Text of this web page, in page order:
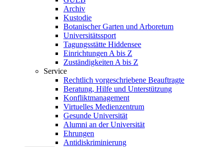
Archiv
Kustodie
Botanischer Garten und Arboretum
Universitätssport
Tagungsstätte Hiddensee
Einrichtungen A bis Z
Zuständigkeiten A bis Z
Service
Rechtlich vorgeschriebene Beauftragte
Beratung, Hilfe und Unterstützung
Konfliktmanagement
Virtuelles Medienzentrum
Gesunde Universität
Alumni an der Universität
Ehrungen
Antidiskriminierung